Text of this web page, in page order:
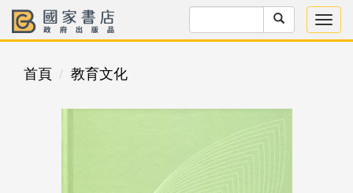
首頁 教育文化